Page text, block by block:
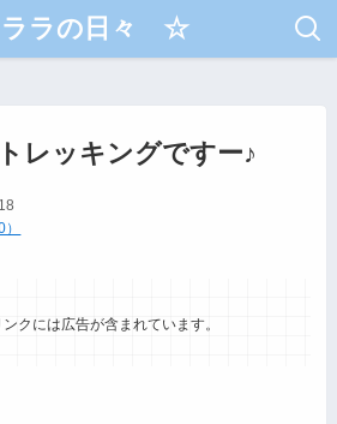
ラの日々 ☆
レッキングですー♪
クには広告が含まれています。